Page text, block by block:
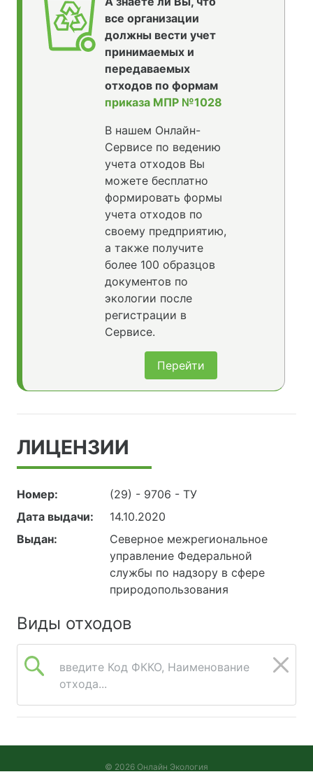
все организации
должны вести учет
принимаемых и
передаваемых
отходов по формам
приказа МПР №1028
В нашем Онлайн-
Сервисе по ведению
учета отходов Вы
можете бесплатно
формировать формы
учета отходов по
своему предприятию,
а также получите
более 100 образцов
документов по
экологии после
регистрации в
Сервисе.
Перейти
ЛИЦЕНЗИИ
Номер:
(29) - 9706 - ТУ
Дата выдачи:
14.10.2020
Выдан:
Северное межрегиональное
управление Федеральной
службы по надзору в сфере
природопользования
Виды отходов
введите Код ФККО, Наименование
отхода...
© 2026 Онлайн Экология